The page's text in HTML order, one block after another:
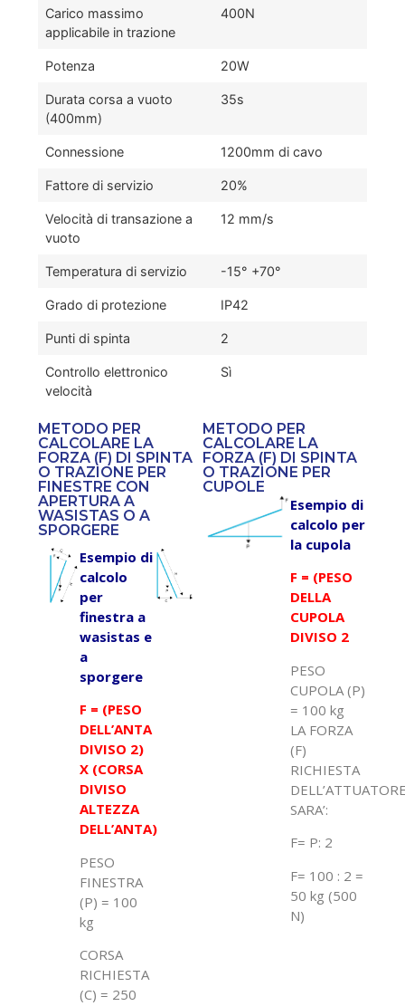
Carico massimo
applicabile in trazione
400N
Potenza 20W
Durata corsa a vuoto
(400mm)
35s
Connessione 1200mm di cavo
Fattore di servizio 20%
Velocità di transazione a
vuoto
12 mm/s
Temperatura di servizio -15° +70°
Grado di protezione IP42
Punti di spinta 2
Controllo elettronico
velocità
Sì
METODO PER
CALCOLARE LA
FORZA (F) DI SPINTA
O TRAZIONE PER
FINESTRE CON
APERTURA A
WASISTAS O A
SPORGERE
Esempio di
calcolo
per
finestra a
wasistas e
a
sporgere
F = (PESO
DELL’ANTA
DIVISO 2)
X (CORSA
DIVISO
ALTEZZA
DELL’ANTA)
PESO
FINESTRA
(P) = 100
kg
CORSA
RICHIESTA
(C) = 250
METODO PER
CALCOLARE LA
FORZA (F) DI SPINTA
O TRAZIONE PER
CUPOLE
Esempio di
calcolo per
la cupola
F = (PESO
DELLA
CUPOLA
DIVISO 2
PESO
CUPOLA (P)
= 100 kg
LA FORZA
(F)
RICHIESTA
SARA’:
F= P: 2
F= 100 : 2 =
50 kg (500
N)